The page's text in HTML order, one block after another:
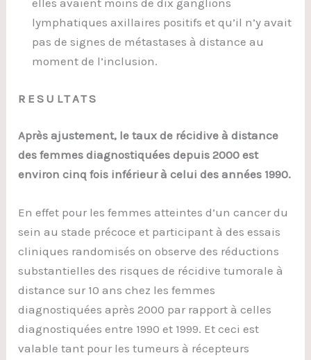
elles avaient moins de dix ganglions
lymphatiques axillaires positifs et qu’il n’y avait
pas de signes de métastases à distance au
moment de l’inclusion.
RESULTATS
Après ajustement, le taux de récidive à distance
des femmes diagnostiquées depuis 2000 est
environ cinq fois inférieur à celui des années 1990.
En effet pour les femmes atteintes d’un cancer du
sein au stade précoce et participant à des essais
cliniques randomisés on observe des réductions
substantielles des risques de récidive tumorale à
distance sur 10 ans chez les femmes
diagnostiquées après 2000 par rapport à celles
diagnostiquées entre 1990 et 1999. Et ceci est
valable tant pour les tumeurs à récepteurs